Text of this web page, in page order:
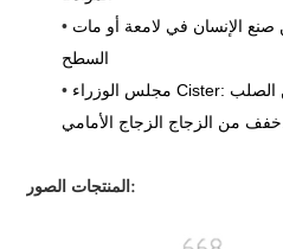
•
السطح
•
المنتجات الصور: